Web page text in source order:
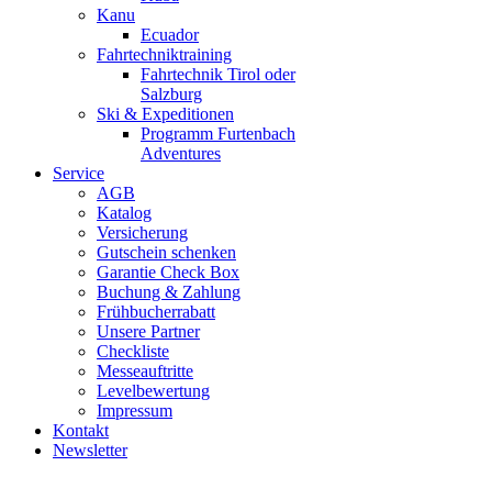
Kanu
Ecuador
Fahrtechniktraining
Fahrtechnik Tirol oder
Salzburg
Ski & Expeditionen
Programm Furtenbach
Adventures
Service
AGB
Katalog
Versicherung
Gutschein schenken
Garantie Check Box
Buchung & Zahlung
Frühbucherrabatt
Unsere Partner
Checkliste
Messeauftritte
Levelbewertung
Impressum
Kontakt
Newsletter